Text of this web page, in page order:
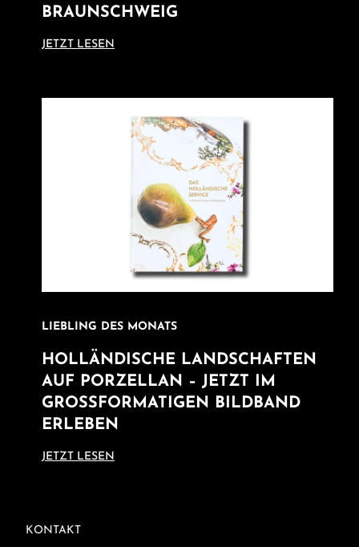
BRAUNSCHWEIG
JETZT LESEN
LIEBLING DES MONATS
HOLLÄNDISCHE LANDSCHAFTEN
AUF PORZELLAN – JETZT IM
GROSSFORMATIGEN BILDBAND E
RLEBEN
JETZT LESEN
KONTAKT